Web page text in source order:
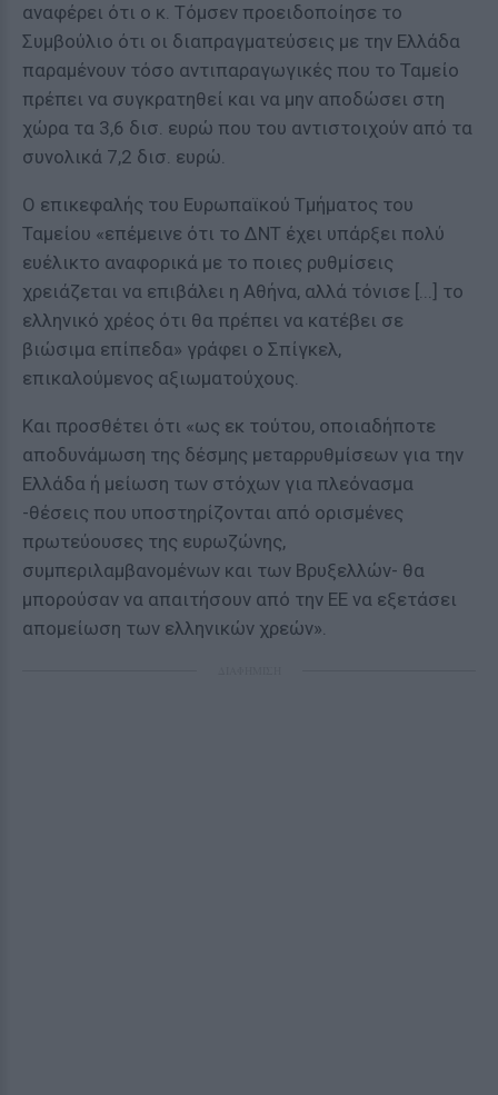
αναφέρει ότι ο κ. Τόμσεν προειδοποίησε το
Συμβούλιο ότι οι διαπραγματεύσεις με την Ελλάδα
παραμένουν τόσο αντιπαραγωγικές που το Ταμείο
πρέπει να συγκρατηθεί και να μην αποδώσει στη
χώρα τα 3,6 δισ. ευρώ που του αντιστοιχούν από τα
συνολικά 7,2 δισ. ευρώ.
Ο επικεφαλής του Ευρωπαϊκού Τμήματος του
Ταμείου «επέμεινε ότι το ΔΝΤ έχει υπάρξει πολύ
ευέλικτο αναφορικά με το ποιες ρυθμίσεις
χρειάζεται να επιβάλει η Αθήνα, αλλά τόνισε [...] το
ελληνικό χρέος ότι θα πρέπει να κατέβει σε
βιώσιμα επίπεδα» γράφει ο Σπίγκελ,
επικαλούμενος αξιωματούχους.
Και προσθέτει ότι «ως εκ τούτου, οποιαδήποτε
αποδυνάμωση της δέσμης μεταρρυθμίσεων για την
Ελλάδα ή μείωση των στόχων για πλεόνασμα
-θέσεις που υποστηρίζονται από ορισμένες
πρωτεύουσες της ευρωζώνης,
συμπεριλαμβανομένων και των Βρυξελλών- θα
μπορούσαν να απαιτήσουν από την ΕΕ να εξετάσει
απομείωση των ελληνικών χρεών».